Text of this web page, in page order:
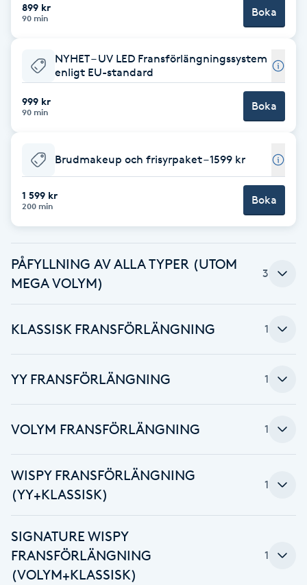
Brynfärgning
Brynplockning
Bröllopsuppsättning
C
Celluliter
Coachning
Color correction
Cryoterapi
D
Damklippning
Dermapen
E
Extensions
Extensions borttagning
Eyeliner-tatuering
899 kr
90 min Boka
NYHET – UV LED Fransförlängningssystem
enligt EU-standard
999 kr
90 min Boka
Brudmakeup och frisyrpaket – 1599 kr
1 599 kr
200 min Boka
PÅFYLLNING AV ALLA TYPER (UTOM
MEGA VOLYM)
3
KLASSISK FRANSFÖRLÄNGNING 1
YY FRANSFÖRLÄNGNING 1
VOLYM FRANSFÖRLÄNGNING 1
WISPY FRANSFÖRLÄNGNING
(YY+KLASSISK)
1
SIGNATURE WISPY
FRANSFÖRLÄNGNING
(VOLYM+KLASSISK)
1